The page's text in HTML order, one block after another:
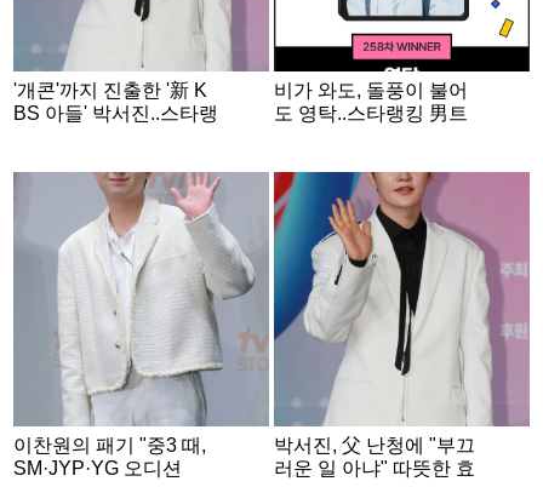
'개콘'까지 진출한 '新 K
BS 아들' 박서진..스타랭
비가 와도, 돌풍이 불어
도 영탁..스타랭킹 男트
이찬원의 패기 "중3 때,
SM·JYP·YG 오디션
박서진, 父 난청에 "부끄
러운 일 아냐" 따뜻한 효